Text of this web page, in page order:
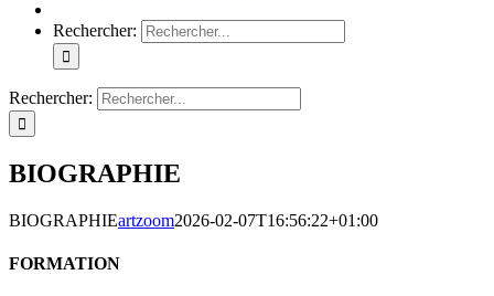
Rechercher:
Rechercher:
BIOGRAPHIE
BIOGRAPHIEartzoom2026-02-07T16:56:22+01:00
FORMATION